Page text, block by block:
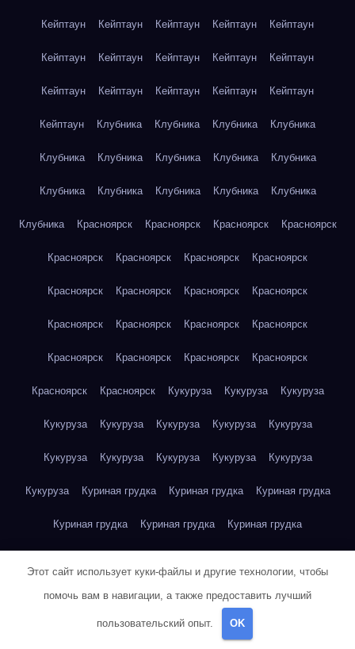
Кейптаун Кейптаун Кейптаун Кейптаун Кейптаун
Кейптаун Кейптаун Кейптаун Кейптаун Кейптаун
Кейптаун Кейптаун Кейптаун Кейптаун Кейптаун
Кейптаун Клубника Клубника Клубника Клубника
Клубника Клубника Клубника Клубника Клубника
Клубника Клубника Клубника Клубника Клубника
Клубника Красноярск Красноярск Красноярск Красноярск
Красноярск Красноярск Красноярск Красноярск
Красноярск Красноярск Красноярск Красноярск
Красноярск Красноярск Красноярск Красноярск
Красноярск Красноярск Красноярск Красноярск
Красноярск Красноярск Кукуруза Кукуруза Кукуруза
Кукуруза Кукуруза Кукуруза Кукуруза Кукуруза
Кукуруза Кукуруза Кукуруза Кукуруза Кукуруза
Кукуруза Куриная грудка Куриная грудка Куриная грудка
Куриная грудка Куриная грудка Куриная грудка
Куриная грудка Куриная грудка Куриная грудка
Куриная грудка Куриная грудка Куриная грудка
Этот сайт использует куки-файлы и другие технологии, чтобы
помочь вам в навигации, а также предоставить лучший
пользовательский опыт. OK